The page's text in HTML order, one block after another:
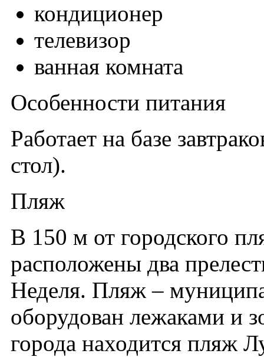
кондиционер
телевизор
ванная комната
Особенности питания
Работает на базе
стол).
Пляж
В 150 м от городского
расположены два
Неделя. Пляж –
оборудован лежаками и
города находится пляж